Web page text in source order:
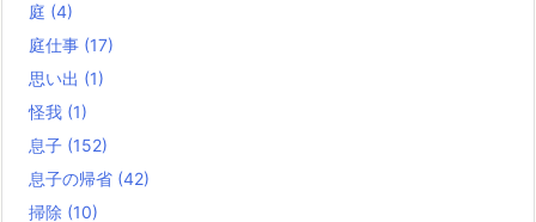
庭 (4)
庭仕事 (17)
思い出 (1)
怪我 (1)
息子 (152)
息子の帰省 (42)
掃除 (10)